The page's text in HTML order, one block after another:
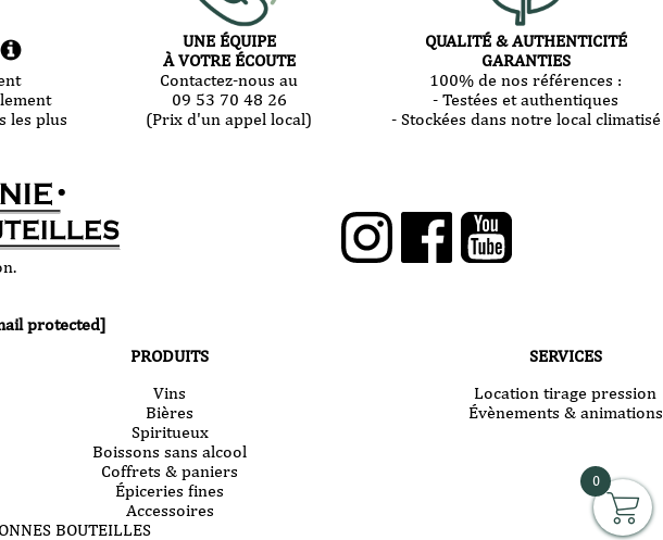
les plus
UNE ÉQUIPE
À VOTRE ÉCOUTE
Contactez-nous au
09 53 70 48 26
(Prix d'un appel local)
QUALITÉ & AUTHENTICITÉ
GARANTIES
100% de nos références :
- Testées et authentiques
- Stockées dans notre local climatisé
protected]
PRODUITS
Vins
Bières
Spiritueux
Boissons sans alcool
Coffrets & paniers
Épiceries fines
Accessoires
SERVICES
Location tirage pression
Évènements & animations
BOUTEILLES
0